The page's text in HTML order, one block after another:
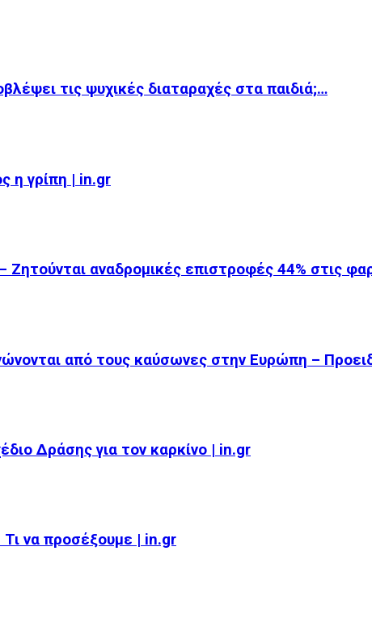
τις ψυχικές διαταραχές στα παιδιά;…
η γρίπη | in.gr
αναδρομικές επιστροφές 44% στις
από τους καύσωνες στην Ευρώπη –
Δράσης για τον καρκίνο | in.gr
να προσέξουμε | in.gr